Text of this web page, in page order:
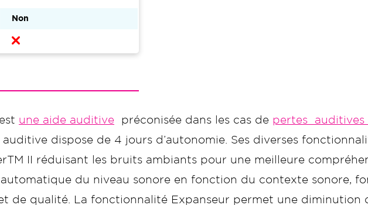
Non
est une aide auditive préconisée dans les cas de pertes auditives
dispose de 4 jours d’autonomie. Ses diverses
II réduisant les bruits ambiants pour une meilleure
du niveau sonore en fonction du contexte sonore,
de qualité. La fonctionnalité Expanseur permet une diminution